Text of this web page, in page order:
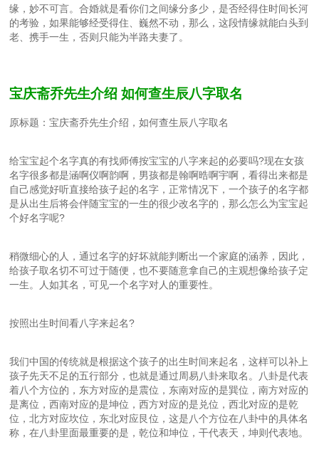
缘，妙不可言。合婚就是看你们之间缘分多少，是否经得住时间长河
的考验，如果能够经受得住、巍然不动，那么，这段情缘就能白头到
老、携手一生，否则只能为半路夫妻了。
宝庆斋乔先生介绍 如何查生辰八字取名
原标题：宝庆斋乔先生介绍，如何查生辰八字取名
给宝宝起个名字真的有找师傅按宝宝的八字来起的必要吗?现在女孩
名字很多都是涵啊仪啊韵啊，男孩都是翰啊晧啊宇啊，看得出来都是
自己感觉好听直接给孩子起的名字，正常情况下，一个孩子的名字都
是从出生后将会伴随宝宝的一生的很少改名字的，那么怎么为宝宝起
个好名字呢?
稍微细心的人，通过名字的好坏就能判断出一个家庭的涵养，因此，
给孩子取名切不可过于随便，也不要随意拿自己的主观想像给孩子定
一生。人如其名，可见一个名字对人的重要性。
按照出生时间看八字来起名?
我们中国的传统就是根据这个孩子的出生时间来起名，这样可以补上
孩子先天不足的五行部分，也就是通过周易八卦来取名。八卦是代表
着八个方位的，东方对应的是震位，东南对应的是巽位，南方对应的
是离位，西南对应的是坤位，西方对应的是兑位，西北对应的是乾
位，北方对应坎位，东北对应艮位，这是八个方位在八卦中的具体名
称，在八卦里面最重要的是，乾位和坤位，干代表天，坤则代表地。